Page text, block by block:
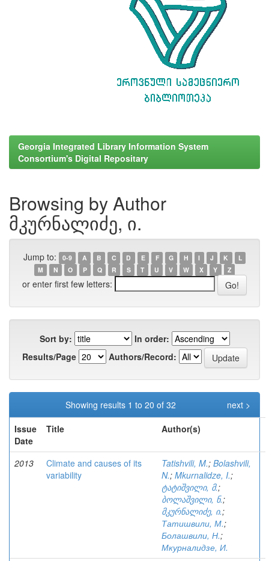
Georgia Integrated Library Information System
Consortium's Digital Repositary
Browsing by Author
მკურნალიძე, ი.
Jump to: 0-9 A B C D E F G H I J K
L
M
N O P Q R S T U V W X Y Z
or enter first few letters:
Sort by:
In order:
Results/Page
Authors/Record:
Showing results 1 to 20 of 32
next >
Issue
Date
Title Author(s)
2013
Climate and causes of its
variability
Tatishvili, M.; Bolashvili,
N.; Mkurnalidze, I.;
ტატიშვილი, მ.;
ბოლაშვილი, ნ.;
მკურნალიძე, ი.;
Татишвили, М.;
Болашвили, Н.;
Мкурналидзе, И.